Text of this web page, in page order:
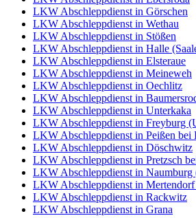
LKW Abschleppdienst in Görschen
LKW Abschleppdienst in Wethau
LKW Abschleppdienst in Stößen
LKW Abschleppdienst in Halle
LKW Abschleppdienst in Elsteraue
LKW Abschleppdienst in Meineweh
LKW Abschleppdienst in Oechlitz
LKW Abschleppdienst in
LKW Abschleppdienst in Unterkaka
LKW Abschleppdienst in Freyburg
LKW Abschleppdienst in Peißen bei
LKW Abschleppdienst in Döschwitz
LKW Abschleppdienst in Pretzsch
LKW Abschleppdienst in Naumburg
LKW Abschleppdienst in
LKW Abschleppdienst in Rackwitz
LKW Abschleppdienst in Grana